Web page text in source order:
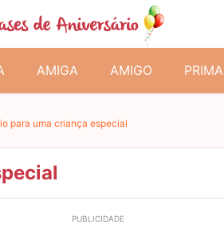
AMIGA AMIGO PRIMA
para uma criança especial